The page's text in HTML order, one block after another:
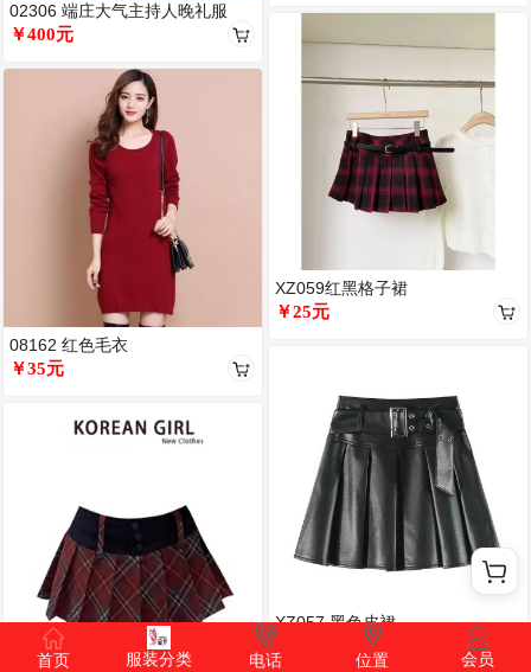
02306 端庄大气主持人晚礼服
￥400元
08162 红色毛衣
￥35元
XZ059红黑格子裙
￥25元
XZ057 黑色皮裙
首页 服装分类 电话 位置 会员